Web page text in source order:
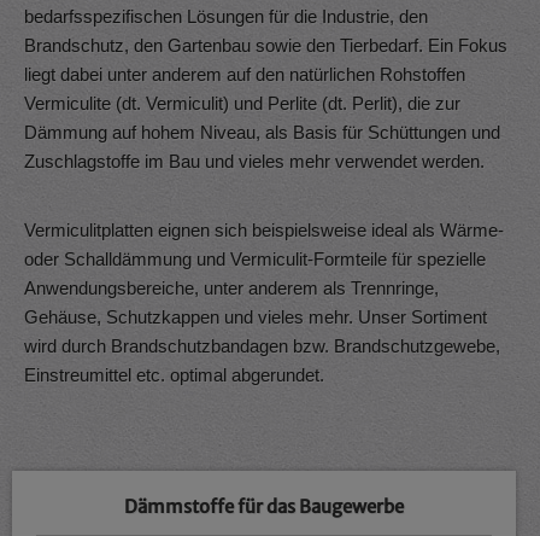
bedarfsspezifischen Lösungen für die Industrie, den
Brandschutz, den Gartenbau sowie den Tierbedarf. Ein Fokus
liegt dabei unter anderem auf den natürlichen Rohstoffen
Vermiculite (dt. Vermiculit) und Perlite (dt. Perlit), die zur
Dämmung auf hohem Niveau, als Basis für Schüttungen und
Zuschlagstoffe im Bau und vieles mehr verwendet werden.
Vermiculitplatten eignen sich beispielsweise ideal als Wärme-
oder Schalldämmung und Vermiculit-Formteile für spezielle
Anwendungsbereiche, unter anderem als Trennringe,
Gehäuse, Schutzkappen und vieles mehr. Unser Sortiment
wird durch Brandschutzbandagen bzw. Brandschutzgewebe,
Einstreumittel etc. optimal abgerundet.
Dämmstoffe für das Baugewerbe